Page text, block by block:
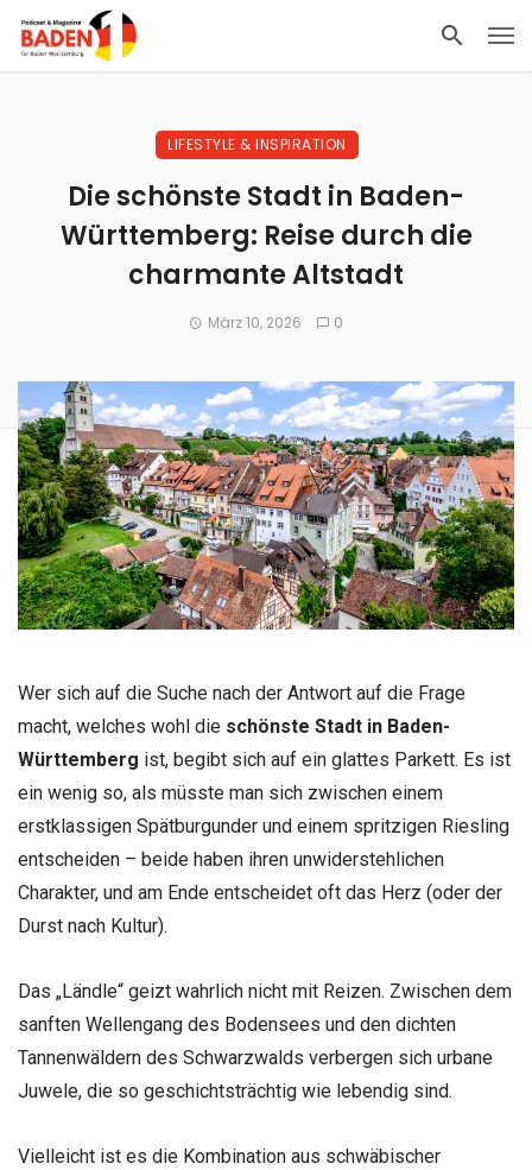
LIFESTYLE & INSPIRATION
Die schönste Stadt in Baden-
Württemberg: Reise durch die
charmante Altstadt
März 10, 2026 0
Wer sich auf die Suche nach der Antwort auf die Frage
macht, welches wohl die schönste Stadt in Baden-
Württemberg ist, begibt sich auf ein glattes Parkett. Es ist
ein wenig so, als müsste man sich zwischen einem
erstklassigen Spätburgunder und einem spritzigen Riesling
entscheiden – beide haben ihren unwiderstehlichen
Charakter, und am Ende entscheidet oft das Herz (oder der
Durst nach Kultur).
Das „Ländle“ geizt wahrlich nicht mit Reizen. Zwischen dem
sanften Wellengang des Bodensees und den dichten
Tannenwäldern des Schwarzwalds verbergen sich urbane
Juwele, die so geschichtsträchtig wie lebendig sind.
Vielleicht ist es die Kombination aus schwäbischer